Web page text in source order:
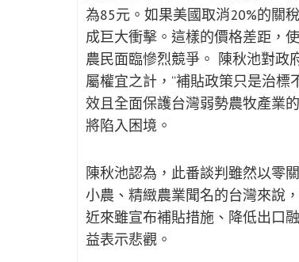
為85元。如果美國取消20%的關
成巨大衝擊。這樣的價格差距，
農民面臨慘烈競爭。 陳秋池對政
屬權宜之計，“補貼政策只是治
效且全面保護台灣弱勢農牧產業
將陷入困境。
陳秋池認為，此番談判雖然以零
小農、精緻農業聞名的台灣來說
近來雖宣布補貼措施、降低出口
益表示悲觀。